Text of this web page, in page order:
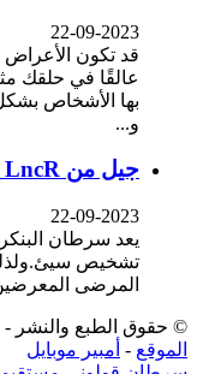
22-09-2023
قد تكون الأعراض
عالقًا في حلقك
بها الأشخاص
و...
جيل من LncR جديد متعلق بالمناعة
22-09-2023
يعد سرطان
تشخيص
المرضى
© حقوق الطبع والنشر - 2010-2023: جميع الحقوق محفوظة.
الموقع - أمبير موبايل